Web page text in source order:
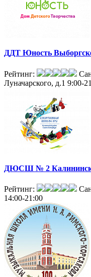
ДДТ Юность
Рейтинг:
Луначарского, д.1 9:00-
ДЮСШ № 2
Рейтинг:
14:00-21:00